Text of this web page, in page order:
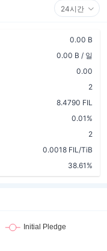
24시간
0.00 B
0.00 B / 일
0.00
2
8.4790 FIL
0.01%
2
0.0018 FIL/TiB
38.61%